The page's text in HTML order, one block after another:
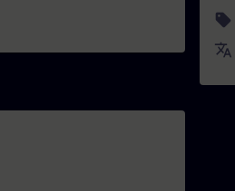
sell
translate